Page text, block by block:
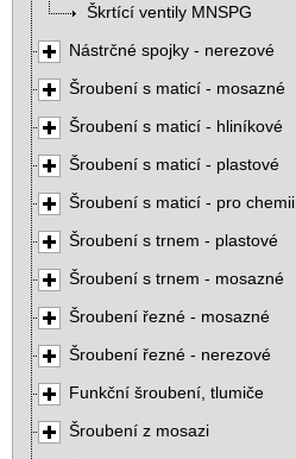
Škrtící ventily MNSPG
Nástrčné spojky - nerezové
Šroubení s maticí - mosazné
Šroubení s maticí - hliníkové
Šroubení s maticí - plastové
Šroubení s maticí - pro chemii
Šroubení s trnem - plastové
Šroubení s trnem - mosazné
Šroubení řezné - mosazné
Šroubení řezné - nerezové
Funkční šroubení, tlumiče
Šroubení z mosazi